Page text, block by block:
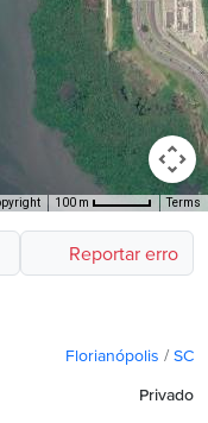
100 m Terms
Reportar erro
Florianópolis / SC
Privado